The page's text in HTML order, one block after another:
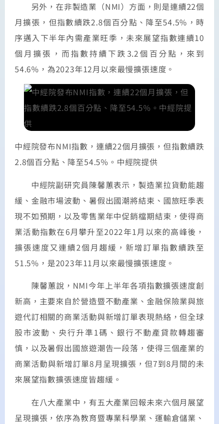
另外，在非製造業（NMI）方面，則是連續22個
月擴張，但指數續跌2.8個百分點、降至54.5%，時
序邁入下半年內需產業旺季，未來展望指數連續10
個月擴張，而指數持續下跌3.2個百分點，來到
54.6%，為2023年12月以來最慢擴張速度。
中經院發布NMI指數，連續22個月擴張，但指數續跌
2.8個百分點、降至54.5%。中經院提供
中經院副研究員陳馨蕙表示，製造業拉貨動能趨
緩、金融市場波動、暑假出國潮將結束、國旅旺季表
現不如預期，以及零售業年中促銷檔期結束，使得商
業活動指數在6月攀升至2022年1月以來的高峰後，
擴張速度又連續2個月趨緩，新增訂單指數續跌至
51.5%，是2023年11月以來最慢擴張速度。
陳馨蕙說，NMI今年上半年各項指數擴張速度創
新高，主要來自於營造暨不動產業、金融保險業與旅
遊代訂相關的商業活動與新增訂單表現熱絡，但全球
股市波動、央行升準1碼、銀行不動產貸款轉趨審
慎，以及暑假出國旅遊潮告一段落，使得三個產業的
商業活動與新增訂單8月呈現擴張，但7到8月間的未
來展望指數擴張速度皆趨緩。
在八大產業中，有五大產業回報未來六個月展望
呈現擴張，依序為教育暨專業科學業、運輸倉儲業、